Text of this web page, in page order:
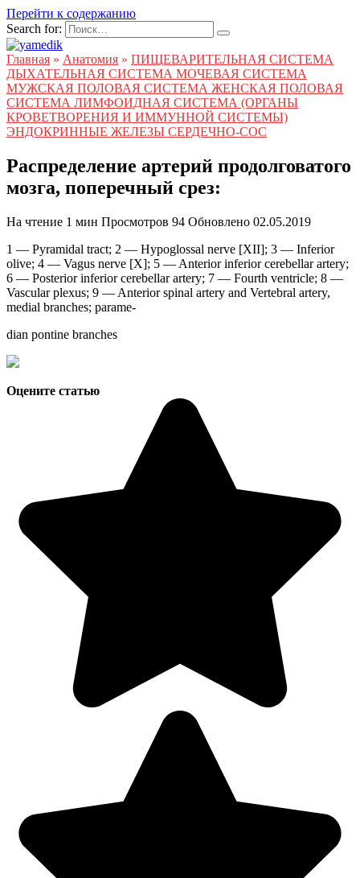
Перейти к содержанию
Search for:
Главная » Анатомия » ПИЩЕВАРИТЕЛЬНАЯ СИСТЕМА
ДЫХАТЕЛЬНАЯ СИСТЕМА МОЧЕВАЯ СИСТЕМА
МУЖСКАЯ ПОЛОВАЯ СИСТЕМА ЖЕНСКАЯ ПОЛОВАЯ
СИСТЕМА ЛИМФОИДНАЯ СИСТЕМА (ОРГАНЫ
КРОВЕТВОРЕНИЯ И ИММУННОЙ СИСТЕМЫ)
ЭНДОКРИННЫЕ ЖЕЛЕЗЫ СЕРДЕЧНО-СОС
Распределение артерий продолговатого
мозга, поперечный срез:
На чтение 1 мин Просмотров 94 Обновлено 02.05.2019
1 — Pyramidal tract; 2 — Hypoglossal nerve [XII]; 3 — Inferior
olive; 4 — Vagus nerve [X]; 5 — Anterior inferior cerebellar artery;
6 — Posterior inferior cerebellar artery; 7 — Fourth ventricle; 8 —
Vascular plexus; 9 — Anterior spinal artery and Vertebral artery,
medial branches; parame-
dian pontine branches
Оцените статью